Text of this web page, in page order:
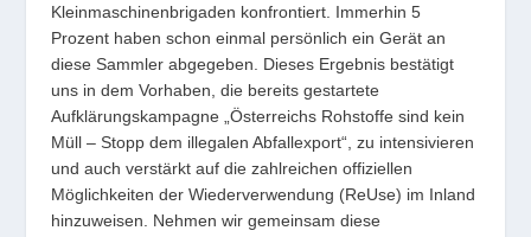
Kleinmaschinenbrigaden konfrontiert. Immerhin 5
Prozent haben schon einmal persönlich ein Gerät an
diese Sammler abgegeben. Dieses Ergebnis bestätigt
uns in dem Vorhaben, die bereits gestartete
Aufklärungskampagne „Österreichs Rohstoffe sind kein
Müll – Stopp dem illegalen Abfallexport“, zu intensivieren
und auch verstärkt auf die zahlreichen offiziellen
Möglichkeiten der Wiederverwendung (ReUse) im Inland
hinzuweisen. Nehmen wir gemeinsam diese